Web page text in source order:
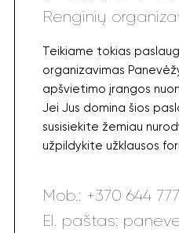
Renginių
Teikiame tokias
organizavimas
apšvietimo įrangos
Jei Jus domina šios
susisiekite žemiau
užpildykite užklausos
Mob.: +370 644
El. paštas: